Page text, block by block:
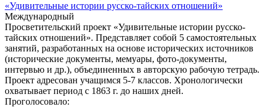
«Удивительные истории русско-тайских отношений»
Международный
Просветительский проект «Удивительные истории русско-
тайских отношений». Представляет собой 5 самостоятельных
занятий, разработанных на основе исторических источников
(исторические документы, мемуары, фото-документы,
интервью и др.), объединенных в авторскую рабочую тетрадь.
Проект адресован учащимся 5-7 классов. Хронологически
охватывает период с 1863 г. до наших дней.
Проголосовало: